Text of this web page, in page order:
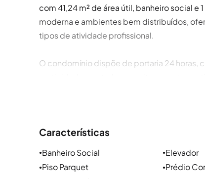
com 41,24 m² de área útil, banheiro social
moderna e ambientes bem distribuídos,
tipos de atividade profissional.
O condomínio dispõe de portaria 24 horas,
Se você procura imóveis para alugar em
atenta às suas necessidades. Trabalhamos
Características
●Banheiro Social ●Elevador
●Piso Parquet ●Prédio